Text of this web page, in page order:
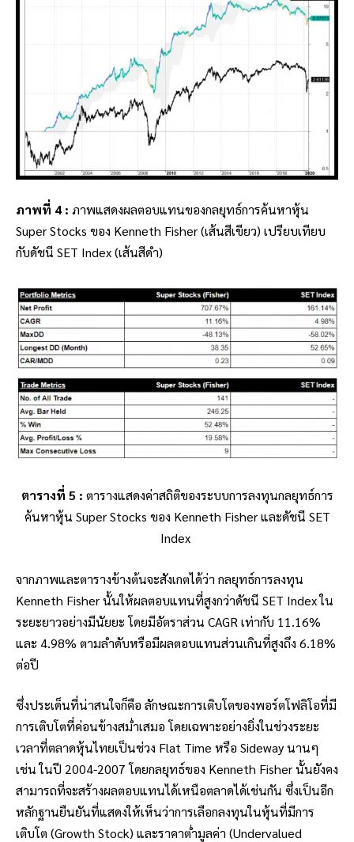
ภาพที่ 4 : ภาพแสดงผลตอบแทนของกลยุทธ์การค้นหาหุ้น
Super Stocks ของ Kenneth Fisher(เส้นสีเขียว) เปรียบเทียบ
กับดัชนี SET Index (เส้นสีดำ)
ตารางที่ 5 : ตารางแสดงค่าสถิติของระบบการลงทุนกลยุทธ์การ
ค้นหาหุ้น Super Stocks ของ Kenneth Fisher และดัชนี SET
Index
จากภาพและตารางข้างต้นจะสังเกตได้ว่า กลยุทธ์การลงทุน
Kenneth Fisherนั้นให้ผลตอบแทนที่สูงกว่าดัชนี SET Index ใน
ระยะยาวอย่างมีนัยยะ โดยมีอัตราส่วน CAGR เท่ากับ 11.16%
และ 4.98% ตามลำดับหรือมีผลตอบแทนส่วนเกินที่สูงถึง 6.18%
ต่อปี
ซึ่งประเด็นที่น่าสนใจก็คือ ลักษณะการเติบโตของพอร์ตโฟลิโอที่มี
การเติบโตที่ค่อนข้างสม่ำเสมอ โดยเฉพาะอย่างยิ่งในช่วงระยะ
เวลาที่ตลาดหุ้นไทยเป็นช่วง Flat Time หรือ Sideway นานๆ
เช่น ในปี 2004-2007 โดยกลยุทธ์ของ Kenneth Fisher นั้นยังคง
สามารถที่จะสร้างผลตอบแทนได้เหนือตลาดได้เช่นกัน ซึ่งเป็นอีก
หลักฐานยืนยันที่แสดงให้เห็นว่าการเลือกลงทุนในหุ้นที่มีการ
เติบโต (Growth Stock) และราคาต่ำมูลค่า (Undervalued